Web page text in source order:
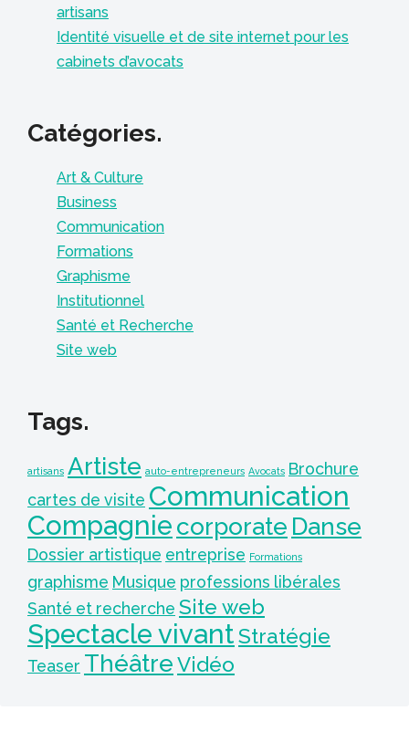
artisans
Identité visuelle et de site internet pour les
cabinets d’avocats
Catégories.
Art & Culture
Business
Communication
Formations
Graphisme
Institutionnel
Santé et Recherche
Site web
Tags.
artisans Artiste auto-entrepreneurs Avocats Brochure
cartes de visite Communication
Compagniecorporate Danse
Dossier artistique entreprise Formations
graphisme Musique professions libérales
Santé et recherche Site web
Spectacle vivantStratégie
Teaser ThéâtreVidéo